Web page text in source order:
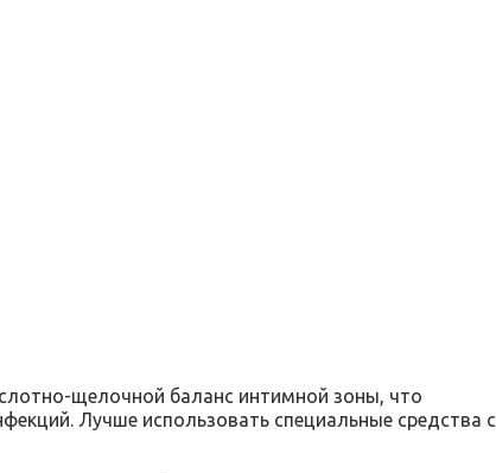
щелочной баланс интимной зоны, что
Лучше использовать специальные средства с